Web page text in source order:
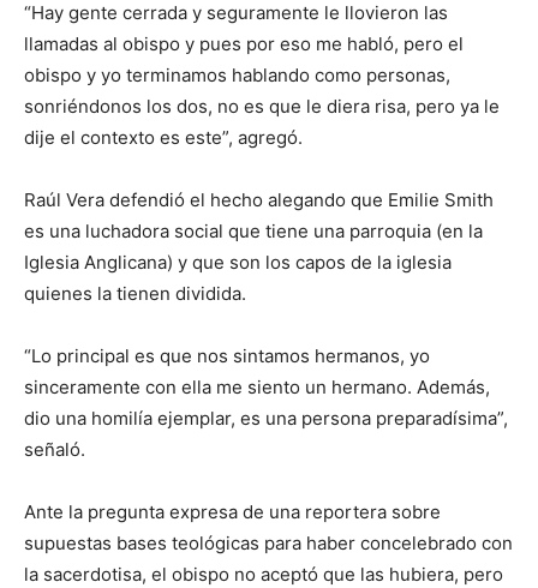
“Hay gente cerrada y seguramente le llovieron las
llamadas al obispo y pues por eso me habló, pero el
obispo y yo terminamos hablando como personas,
sonriéndonos los dos, no es que le diera risa, pero ya le
dije el contexto es este”, agregó.
Raúl Vera defendió el hecho alegando que Emilie Smith
es una luchadora social que tiene una parroquia (en la
Iglesia Anglicana) y que son los capos de la iglesia
quienes la tienen dividida.
“Lo principal es que nos sintamos hermanos, yo
sinceramente con ella me siento un hermano. Además,
dio una homilía ejemplar, es una persona preparadísima”,
señaló.
Ante la pregunta expresa de una reportera sobre
supuestas bases teológicas para haber concelebrado con
la sacerdotisa, el obispo no aceptó que las hubiera, pero